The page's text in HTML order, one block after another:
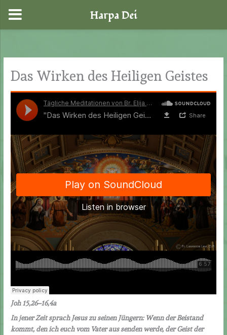
springen
Das Wirken des Heiligen Geistes
Joh 15,26–16,4a
In jener Zeit sprach Jesus zu seinen Jüngern: Wenn der Beistand
kommt, den ich euch vom Vater aus senden werde, der Geist der
Harpa Dei